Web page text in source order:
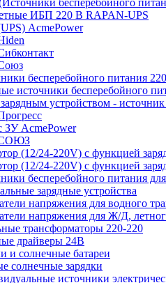
бесперебойного
ИБП 220 В RAPAN-UPS
AcmePower
бесперебойного питания
источники бесперебойного
устройством -
AcmePower
(12/24-220V) с функцией
(12/24-220V) с функцией
бесперебойного питания
зарядные устройства
напряжения для водного
напряжения для Ж/Д,
трансформаторы 220-220
драйверы 24В
и солнечные батареи
солнечные зарядки
источники